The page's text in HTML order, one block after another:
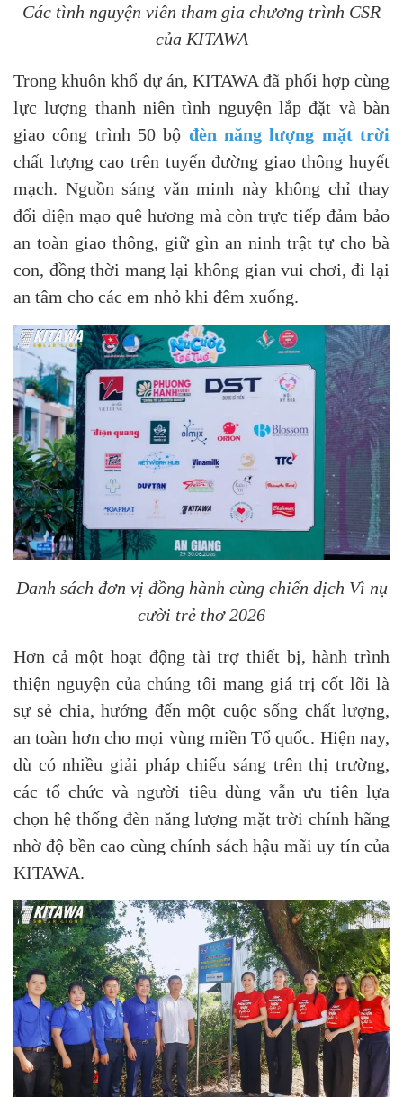
Các tình nguyện viên tham gia chương trình CSR
của KITAWA
Trong khuôn khổ dự án, KITAWA đã phối hợp cùng
lực lượng thanh niên tình nguyện lắp đặt và bàn
giao công trình 50 bộ đèn năng lượng mặt trời
chất lượng cao trên tuyến đường giao thông huyết
mạch. Nguồn sáng văn minh này không chỉ thay
đổi diện mạo quê hương mà còn trực tiếp đảm bảo
an toàn giao thông, giữ gìn an ninh trật tự cho bà
con, đồng thời mang lại không gian vui chơi, đi lại
an tâm cho các em nhỏ khi đêm xuống.
Danh sách đơn vị đồng hành cùng chiến dịch Vì nụ
cười trẻ thơ 2026
Hơn cả một hoạt động tài trợ thiết bị, hành trình
thiện nguyện của chúng tôi mang giá trị cốt lõi là
sự sẻ chia, hướng đến một cuộc sống chất lượng,
an toàn hơn cho mọi vùng miền Tổ quốc. Hiện nay,
dù có nhiều giải pháp chiếu sáng trên thị trường,
các tổ chức và người tiêu dùng vẫn ưu tiên lựa
chọn hệ thống đèn năng lượng mặt trời chính hãng
nhờ độ bền cao cùng chính sách hậu mãi uy tín của
KITAWA.